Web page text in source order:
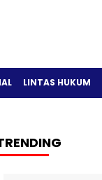
LINTAS HUKUM